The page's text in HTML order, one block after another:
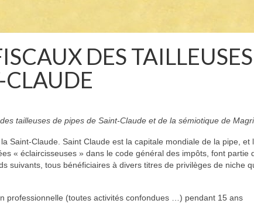
DES TAILLEUSES
CLAUDE
tailleuses de pipes de Saint-Claude et de la sémiotique de
Saint-Claude. Saint Claude est la capitale mondiale de la pipe, et
« éclaircisseuses » dans le code général des impôts, font partie
suivants, tous bénéficiaires à divers titres de privilèges de niche
professionnelle (toutes activités confondues …) pendant 15 ans